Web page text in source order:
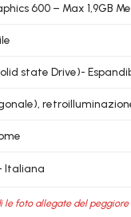
600 – Max 1,9GB
state Drive)-
Italiana
le foto allegate del peggiore